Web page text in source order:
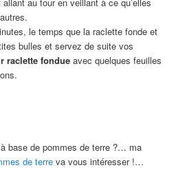
le temps que la raclette fonde et
bulles et servez de suite vos
raclette fondue avec quelques feuilles
base de pommes de terre ?… ma
de terre va vous intéresser !…